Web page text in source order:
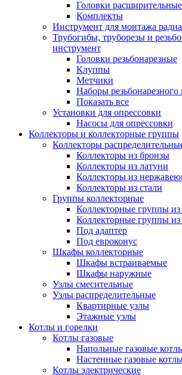
Головки расширительные
Комплекты
Инструмент для монтажа
Трубогибы, труборезы и
инструмент
Головки резьбонарезные
Клуппы
Метчики
Наборы резьбонарезного
Показать все
Установки для опрессовки
Насосы для опрессовки
Коллекторы и коллекторные группы
Коллекторы
Коллекторы из бронзы
Коллекторы из латуни
Коллекторы из
Коллекторы из стали
Группы коллекторные
Коллекторные группы из
Коллекторные группы
Под адаптер
Под евроконус
Шкафы коллекторные
Шкафы встраиваемые
Шкафы наружные
Узлы смесительные
Узлы распределительные
Квартирные узлы
Этажные узлы
Котлы и горелки
Котлы газовые
Напольные газовые
Настенные газовые
Котлы электрические